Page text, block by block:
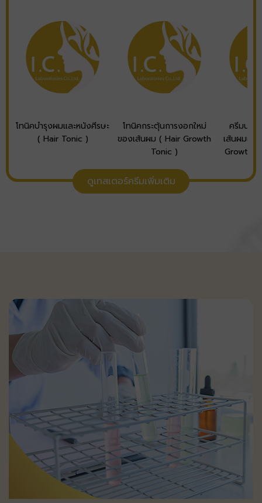
โทนิคบำรุงผมและหนังศีรษะ
( Hair Tonic )
โทนิคกระตุ้นการงอกใหม่
ของเส้นผม ( Hair Growth
Tonic )
ครีมนวด
เส้นผมอย่
Growth
ดูเทสเตอร์ครีมเพิ่มเติม